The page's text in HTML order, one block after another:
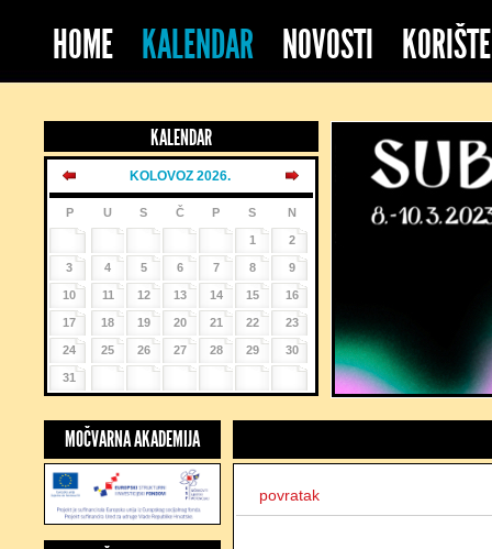
HOME KALENDAR NOVOSTI
KALENDAR
KOLOVOZ 2026.
P U S Č P S N
1 2
3 4 5 6 7 8 9
10 11 12 13 14 15 16
17 18 19 20 21 22 23
24 25 26 27 28 29 30
31
povratak
MOČVARNA AKADEMIJA